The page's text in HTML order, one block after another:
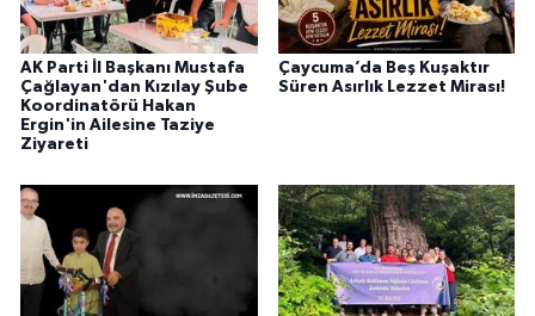
AK Parti İl Başkanı Mustafa
Çağlayan'dan Kızılay Şube
Koordinatörü Hakan
Ergin'in Ailesine Taziye
Ziyareti
Çaycuma’da Beş Kuşaktır
Süren Asırlık Lezzet Mirası!